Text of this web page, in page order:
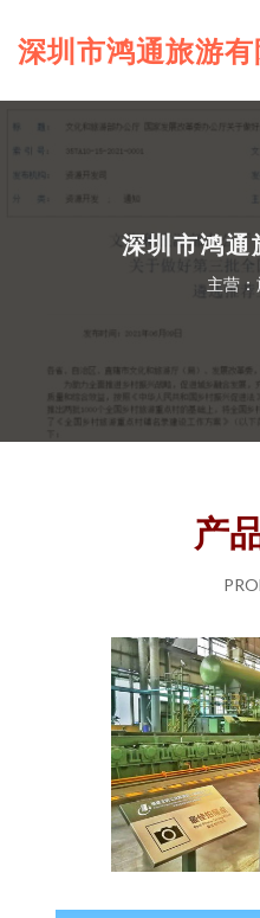
深圳市鸿通旅游有
深圳市鸿通
主营
产